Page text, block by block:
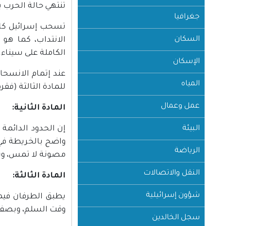
جغرافيا
السكان
الإسكان
المياه
عمل وعمال
البيئة
الرياضة
النقل والاتصالات
شؤون إسرائيلية
سجل الخالدين
تنتهي حالة الحرب
تسحب إسرائيل
الانتداب، كما
الكاملة على
عند إتمام
للمادة الثالثة (فقرة
المادة الثانية:
إن الحدود
واضح بالخريطة
مصونة لا تمس،
المادة الثالثة:
يطبق الطرفان
وقت السلم،